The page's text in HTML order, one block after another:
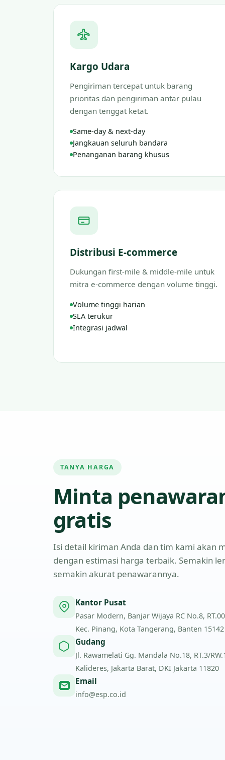
Kargo Udara
Pengiriman tercepat untuk barang
prioritas dan pengiriman antar pulau
dengan tenggat ketat.
Same-day & next-day
Jangkauan seluruh bandara
Penanganan barang khusus
Distribusi E-commerce
Dukungan first-mile & middle-mile untuk
mitra e-commerce dengan volume tinggi.
Volume tinggi harian
SLA terukur
Integrasi jadwal
TANYA HARGA
Minta
gratis
Isi detail kiriman Anda dan tim kami akan
dengan estimasi harga terbaik. Semakin
semakin akurat penawarannya.
Kantor Pusat
Pasar Modern, Banjar Wijaya RC No.8,
Kec. Pinang, Kota Tangerang, Banten 15142
Gudang
Jl. Rawamelati Gg. Mandala No.18, RT.3/
Kalideres, Jakarta Barat, DKI Jakarta 11820
Email
info@esp.co.id